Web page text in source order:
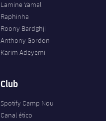
Lamine Yamal
Raphinha
Roony Bardghji
Anthony Gordon
Karim Adeyemi
Club
Spotify Camp Nou
Canal ético